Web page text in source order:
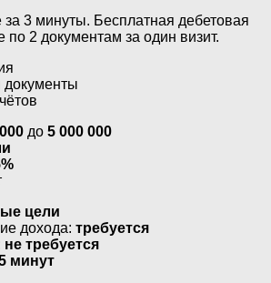
3 минуты. Бесплатная дебетовая
2 документам за один визит.
документы
до 5 000 000
цели
дохода: требуется
не требуется
минут